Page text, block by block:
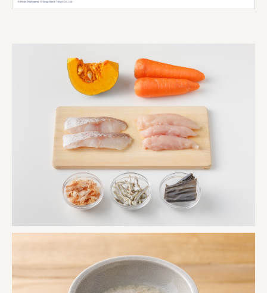
横浜市
日鉄興和不動産株式会社
株式会社コスモスイニシア
株式会社亀屋万年堂